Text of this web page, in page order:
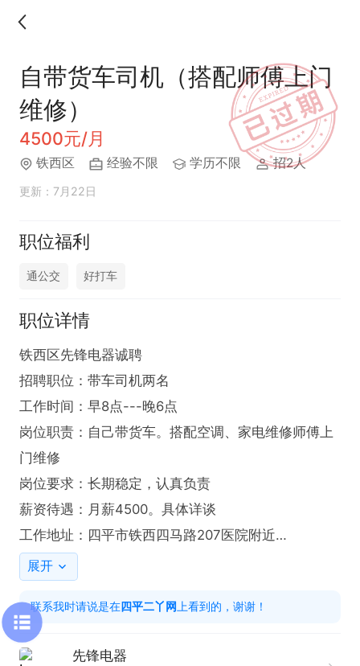
自带货车司机（搭配师傅上门
维修）
4500元/月
铁西区 经验不限 学历不限 招2人
更新：7月22日
职位福利
通公交 好打车
职位详情
铁西区先锋电器诚聘
招聘职位：带车司机两名
工作时间：早8点---晚6点
岗位职责：自己带货车。搭配空调、家电维修师傅上
门维修
岗位要求：长期稳定，认真负责
薪资待遇：月薪4500。具体详谈
工作地址：四平市铁西四马路207医院附近
有意请尽快联系我吧！！！
展开
联系我时请说是在四平二丫网 上看到的，谢谢！
先锋电器